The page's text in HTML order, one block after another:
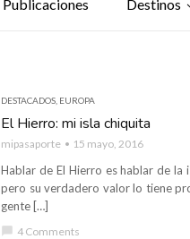
Publicaciones Destinos
DESTACADOS EUROPA
El Hierro: mi isla chiquita
mipasaporte 15 mayo, 2016
Hablar de El Hierro es hablar de la
pero su verdadero valor lo tiene
gente […]
chat_bubble 4 Comments